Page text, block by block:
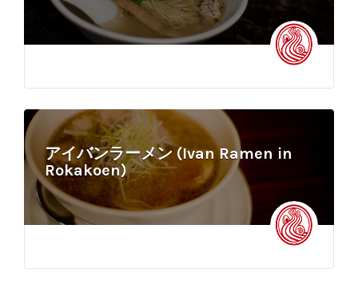
アイバンラーメン (Ivan Ramen in
Rokakoen)